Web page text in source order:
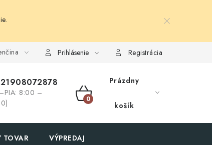
Prihlásenie Registrácia
8:00 –
NÁKUPNÝ
Prázdny
košík
TOVAR VÝPREDAJ